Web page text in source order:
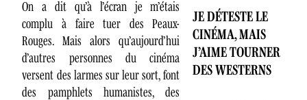
JE DÉTESTE LE
CINÉMA, MAIS
J’AIME TOURNER
DES WESTERNS
On a dit qu’à l’écran je m’étais
complu à faire tuer des Peaux-
Rouges. Mais alors qu’aujourd’hui
d’autres personnes du cinéma
versent des larmes sur leur sort, font
des pamphlets humanistes, des